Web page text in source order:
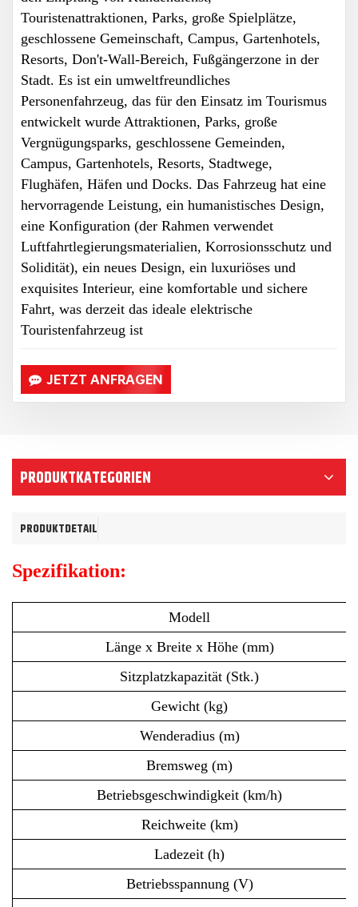
Touristenattraktionen, Parks, große Spielplätze,
geschlossene Gemeinschaft, Campus, Gartenhotels,
Resorts, Don't-Wall-Bereich, Fußgängerzone in der
Stadt. Es ist ein umweltfreundliches
Personenfahrzeug, das für den Einsatz im Tourismus
entwickelt wurde Attraktionen, Parks, große
Vergnügungsparks, geschlossene Gemeinden,
Campus, Gartenhotels, Resorts, Stadtwege,
Flughäfen, Häfen und Docks. Das Fahrzeug hat eine
hervorragende Leistung, ein humanistisches Design,
eine Konfiguration (der Rahmen verwendet
Luftfahrtlegierungsmaterialien, Korrosionsschutz und
Solidität), ein neues Design, ein luxuriöses und
exquisites Interieur, eine komfortable und sichere
Fahrt, was derzeit das ideale elektrische
Touristenfahrzeug ist
JETZT ANFRAGEN
PRODUKTKATEGORIEN
PRODUKTDETAIL
Spezifikation:
Modell
Länge x Breite x Höhe (mm)
Sitzplatzkapazität (Stk.)
Gewicht (kg)
Wenderadius (m)
Bremsweg (m)
Betriebsgeschwindigkeit (km/h)
Reichweite (km)
Ladezeit (h)
Betriebsspannung (V)